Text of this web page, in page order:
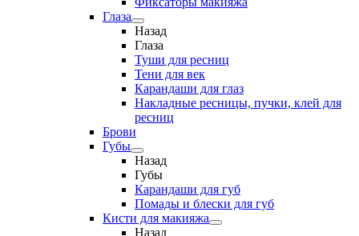
Глаза
Назад
Глаза
Туши для ресниц
Тени для век
Карандаши для глаз
Накладные ресницы, пучки, клей для
ресниц
Брови
Губы
Назад
Губы
Карандаши для губ
Помады и блески для губ
Кисти для макияжа
Назад